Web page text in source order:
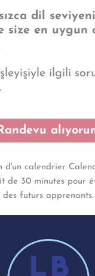
dil
size en uygun
ilgili